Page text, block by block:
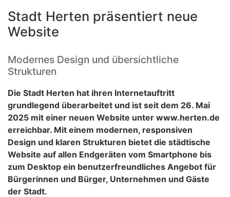
Stadt Herten präsentiert neue
Website
Modernes Design und übersichtliche
Strukturen
Die Stadt Herten hat ihren Internetauftritt
grundlegend überarbeitet und ist seit dem 26. Mai
2025 mit einer neuen Website unter www.herten.de
erreichbar. Mit einem modernen, responsiven
Design und klaren Strukturen bietet die städtische
Website auf allen Endgeräten vom Smartphone bis
zum Desktop ein benutzerfreundliches Angebot für
Bürgerinnen und Bürger, Unternehmen und Gäste
der Stadt.